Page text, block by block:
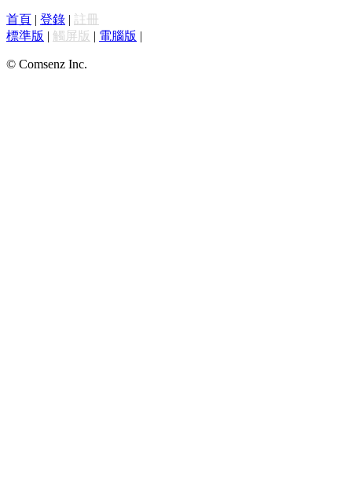
首頁 | 登錄 | 註冊
標準版 | 觸屏版 | 電腦版 |
© Comsenz Inc.